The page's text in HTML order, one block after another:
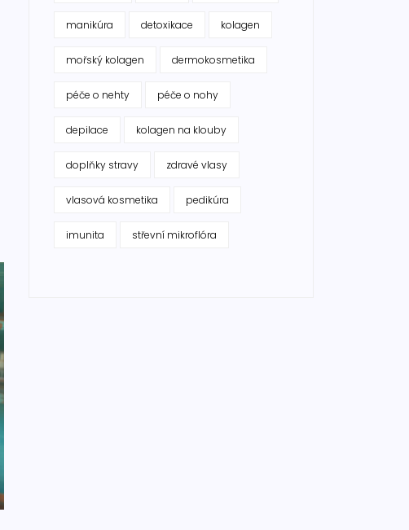
manikúra detoxikace kolagen
mořský kolagen dermokosmetika
péče o nehty péče o nohy
depilace kolagen na klouby
doplňky stravy zdravé vlasy
vlasová kosmetika pedikúra
imunita střevní mikroflóra